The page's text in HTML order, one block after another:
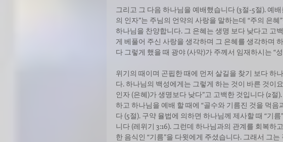
그리고 그 다음 하나님을 예배했습니다 (3절-5절). 예
의 인자”는 주님의 언약의 사랑을 말하는데 “주의 은
하나님을 찬양합니다. 그 은혜는 생명 보다 낮다고 고
게 베풀어 주신 사랑을 생각하며 그 은혜를 생각하며
다 그렇게 했을 때 광야 (사막)가 주께서 임재하시는 “
위기의 때이며 곤핍한 때에 먼저 살길을 찾기 보다 하
다. 하나님의 백성에게는 그렇게 하는 것이 바른 것이
인자 (은혜)가 생명보다 낮다”고 고백한 것입니다 (2
하고 하나님을 예배 할 때에 “골수와 기름진 것을 먹
다 (5절). 구약 율법에 의하면 하나님께 제사할 때 “기
니다 (레위기 3:16). 그런데 하나님과의 관계를 회복하
한 음식인 “기름”을 다윗에게 주셨습니다. 그래서 그